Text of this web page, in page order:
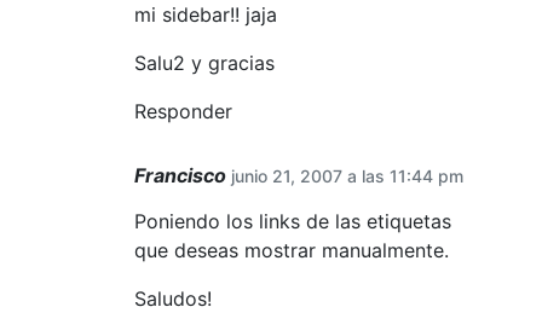
mi sidebar!! jaja
Salu2 y gracias
Responder
Francisco junio 21, 2007 a las 11:44 pm
Poniendo los links de las etiquetas
que deseas mostrar manualmente.
Saludos!